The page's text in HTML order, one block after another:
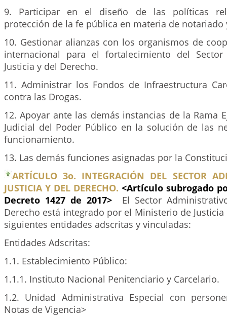
9. Participar en el diseño de las políticas
protección de la fe pública en materia de notariado
10. Gestionar alianzas con los organismos de
internacional para el fortalecimiento del
Justicia y del Derecho.
11. Administrar los Fondos de Infraestructura
contra las Drogas.
12. Apoyar ante las demás instancias de la Rama
Judicial del Poder Público en la solución de las
funcionamiento.
13. Las demás funciones asignadas por la
ARTÍCULO 3o. INTEGRACIÓN DEL SECTOR
JUSTICIA Y DEL DERECHO. <Artículo subrogado
Decreto 1427 de 2017> El Sector
Derecho está integrado por el Ministerio de
siguientes entidades adscritas y vinculadas:
Entidades Adscritas:
1.1. Establecimiento Público:
1.1.1. Instituto Nacional Penitenciario y Carcelario.
1.2. Unidad Administrativa Especial con
Notas de Vigencia>